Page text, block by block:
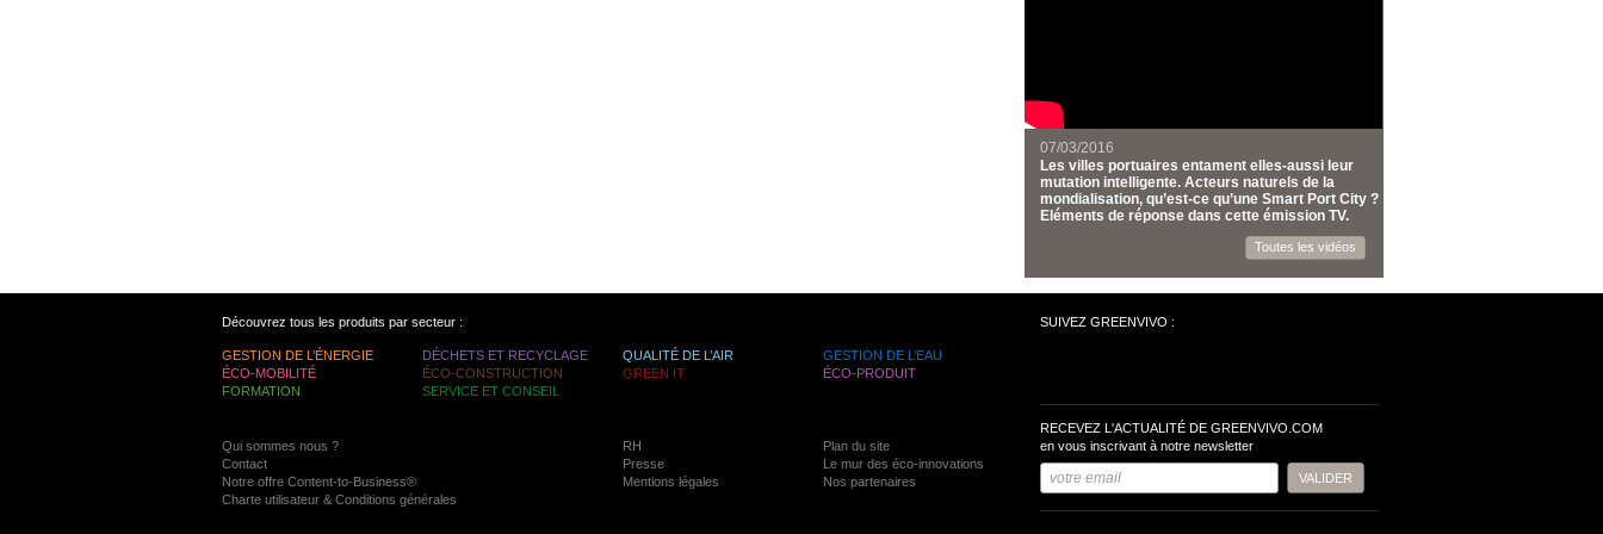
07/03/2016
Les villes portuaires entament elles-aussi leur
mutation intelligente. Acteurs naturels de la
mondialisation, qu’est-ce qu’une Smart Port City ?
Eléments de réponse dans cette émission TV.
Toutes les vidéos
Découvrez tous les produits par secteur :
GESTION DE L’ÉNERGIE DÉCHETS ET RECYCLAGE QUALITÉ DE L’AIR
GESTION DE L’EAU
ÉCO-MOBILITÉ
ÉCO-CONSTRUCTION GREEN IT
ÉCO-PRODUIT
FORMATION
SERVICE ET CONSEIL
Qui sommes nous ? RH
Plan du site
Contact
Presse
Le mur des éco-innovations
Notre offre Content-to-Business®
Mentions légales
Nos partenaires
Charte utilisateur & Conditions générales
SUIVEZ GREENVIVO :
RECEVEZ L'ACTUALITÉ DE GREENVIVO.COM
en vous inscrivant à notre newsletter